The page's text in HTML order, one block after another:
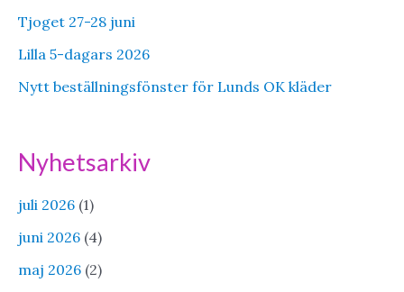
Tjoget 27-28 juni
Lilla 5-dagars 2026
Nytt beställningsfönster för Lunds OK kläder
Nyhetsarkiv
juli 2026 (1)
juni 2026 (4)
maj 2026 (2)